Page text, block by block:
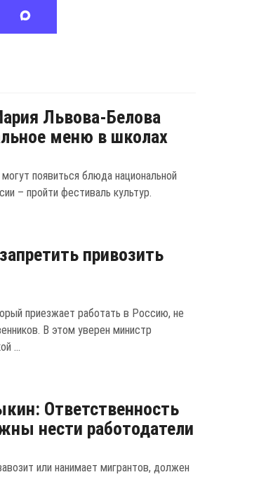
Львова-Белова
меню в школах
появиться блюда национальной
– пройти фестиваль культур.
привозить
приезжает работать в Россию, не
В этом уверен министр
...
Ответственность
нести работодатели
или нанимает мигрантов, должен